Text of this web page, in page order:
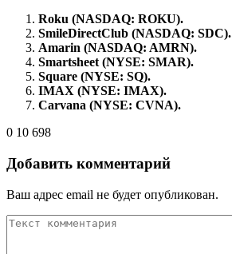
Roku (NASDAQ: ROKU).
SmileDirectClub (NASDAQ: SDC).
Amarin (NASDAQ: AMRN).
Smartsheet (NYSE: SMAR).
Square (NYSE: SQ).
IMAX (NYSE: IMAX).
Carvana (NYSE: CVNA).
0 10 698
Добавить комментарий
Ваш адрес email не будет опубликован.